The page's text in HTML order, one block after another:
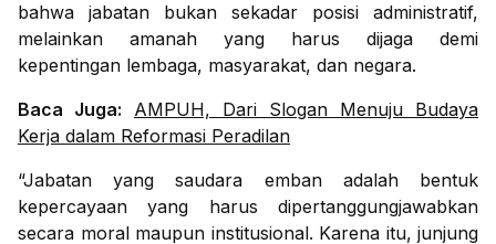
bahwa jabatan bukan sekadar posisi administratif,
melainkan amanah yang harus dijaga demi
kepentingan lembaga, masyarakat, dan negara.
Baca Juga:
AMPUH, Dari Slogan Menuju Budaya
Kerja dalam Reformasi Peradilan
“Jabatan yang saudara emban adalah bentuk
kepercayaan yang harus dipertanggungjawabkan
secara moral maupun institusional. Karena itu, junjung